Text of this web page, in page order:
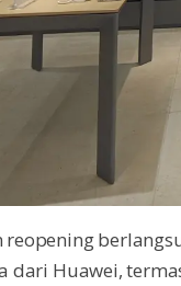
reopening
dari Huawei,